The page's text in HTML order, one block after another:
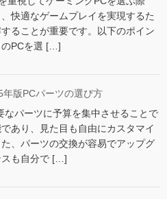
快適なゲームプレイを実現するた
ることが重要です。以下のポイン
のPCを選 […]
版PCパーツの選び方
なパーツに予算を集中させることで
あり、見た目も自由にカスタマイ
、パーツの交換が容易でアップグ
スも自分で […]